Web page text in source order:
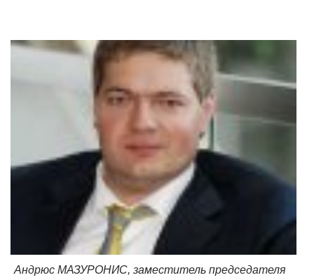
Андрюс МАЗУРОНИС, заместитель председателя